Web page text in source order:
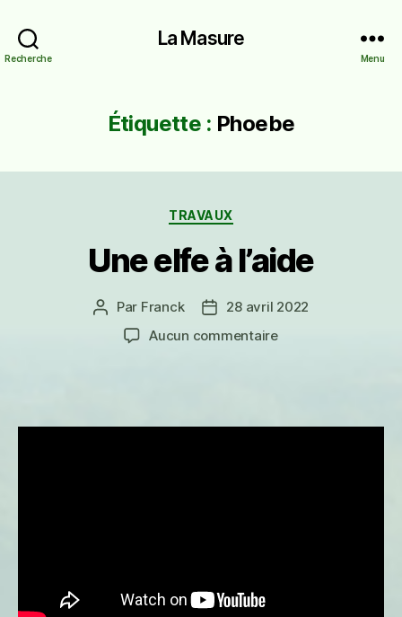
Recherche
La Masure
Menu
Étiquette : Phoebe
Catégories
TRAVAUX
Une elfe à l’aide
Auteur
l’article
Par Franck
Date28 avril 2022
Aucun commentairesur